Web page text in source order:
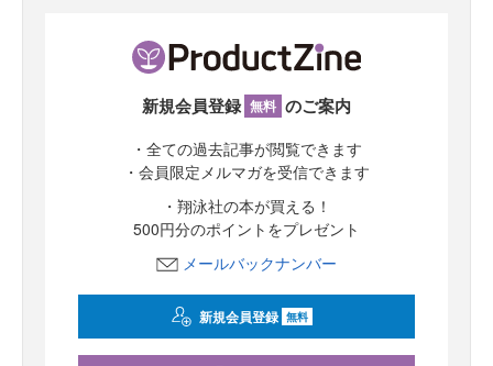
新規会員登録 無料 のご案内
・全ての過去記事が閲覧できます
・会員限定メルマガを受信できます
・翔泳社の本が買える！
500円分のポイントをプレゼント
メールバックナンバー
新規会員登録 無料